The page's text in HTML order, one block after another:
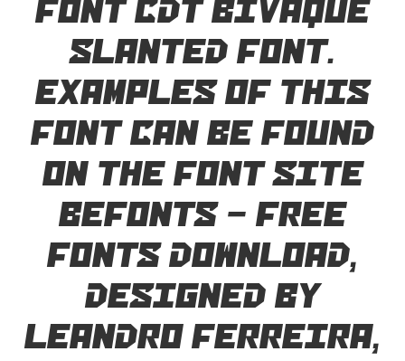
Font CDT Bivaque
Slanted Font.
Examples of this
font can be found
on the font site
Befonts – Free
Fonts Download,
designed by
Leandro Ferreira,